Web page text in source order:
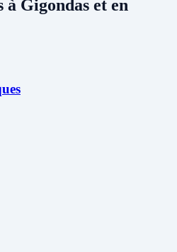
à Gigondas et en